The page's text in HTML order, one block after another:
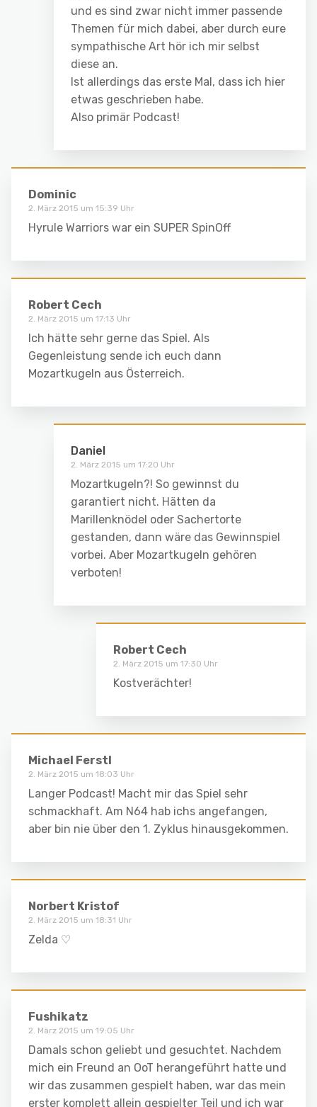
und es sind zwar nicht immer passende
Themen für mich dabei, aber durch eure
sympathische Art hör ich mir selbst
diese an.
Ist allerdings das erste Mal, dass ich hier
etwas geschrieben habe.
Also primär Podcast!
Dominic
2. März 2015 um 15:39 Uhr
Hyrule Warriors war ein SUPER SpinOff
Robert Cech
2. März 2015 um 17:13 Uhr
Ich hätte sehr gerne das Spiel. Als
Gegenleistung sende ich euch dann
Mozartkugeln aus Österreich.
Daniel
2. März 2015 um 17:20 Uhr
Mozartkugeln?! So gewinnst du
garantiert nicht. Hätten da
Marillenknödel oder Sachertorte
gestanden, dann wäre das Gewinnspiel
vorbei. Aber Mozartkugeln gehören
verboten!
Robert Cech
2. März 2015 um 17:30 Uhr
Kostverächter!
Michael Ferstl
2. März 2015 um 18:03 Uhr
Langer Podcast! Macht mir das Spiel sehr
schmackhaft. Am N64 hab ichs angefangen,
aber bin nie über den 1. Zyklus hinausgekommen.
Norbert Kristof
2. März 2015 um 18:31 Uhr
Zelda ♡
Fushikatz
2. März 2015 um 19:05 Uhr
Damals schon geliebt und gesuchtet. Nachdem
mich ein Freund an OoT herangeführt hatte und
wir das zusammen gespielt haben, war das mein
erster komplett allein gespielter Teil und ich war